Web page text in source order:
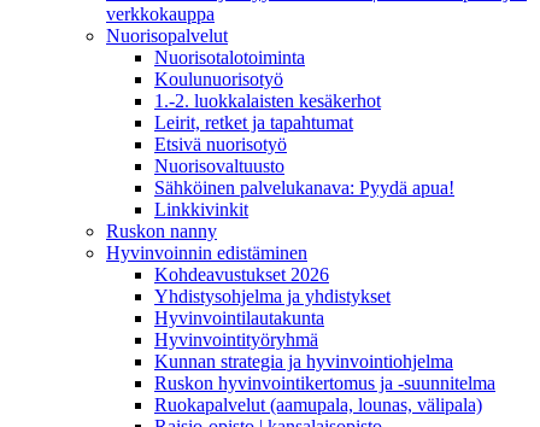
verkkokauppa
Nuorisopalvelut
Nuorisotalotoiminta
Koulunuorisotyö
1.-2. luokkalaisten kesäkerhot
Leirit, retket ja tapahtumat
Etsivä nuorisotyö
Nuorisovaltuusto
Sähköinen palvelukanava: Pyydä apua!
Linkkivinkit
Ruskon nanny
Hyvinvoinnin edistäminen
Kohdeavustukset 2026
Yhdistysohjelma ja yhdistykset
Hyvinvointilautakunta
Hyvinvointityöryhmä
Kunnan strategia ja hyvinvointiohjelma
Ruskon hyvinvointikertomus ja -suunnitelma
Ruokapalvelut (aamupala, lounas, välipala)